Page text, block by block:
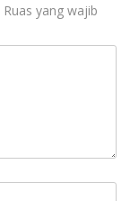
Ruas yang wajib